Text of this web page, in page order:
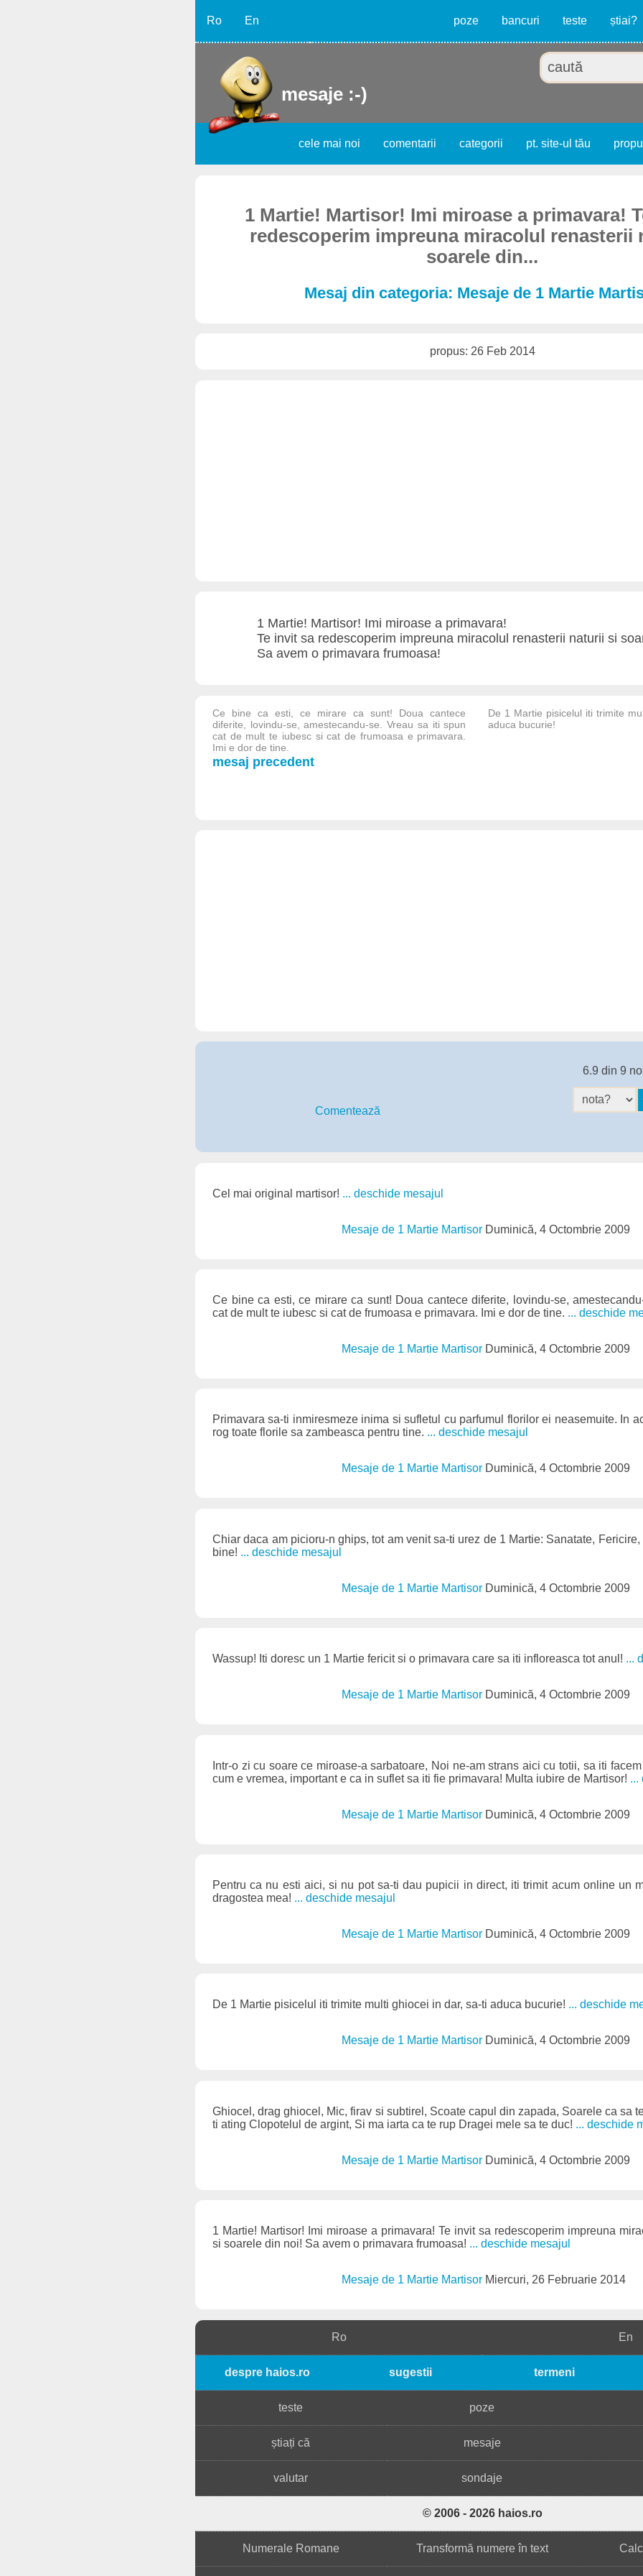
Ro En poze bancuri teste știai?
mesaje :-)
cele mai noi comentarii categorii pt. site-ul tău
1 Martie! Martisor! Imi miroase a primavara!
redescoperim impreuna miracolul renasterii
soarele din...
Mesaj din categoria: Mesaje de 1 Martie
propus: 26 Feb 2014
1 Martie! Martisor! Imi miroase a primavara!
Te invit sa redescoperim impreuna miracolul renasterii naturii si
Sa avem o primavara frumoasa!
Ce bine ca esti, ce mirare ca sunt! Doua cantece
diferite, lovindu-se, amestecandu-se. Vreau sa iti spun
cat de mult te iubesc si cat de frumoasa e primavara.
Imi e dor de tine.
mesaj precedent
De 1 Martie pisicelul iti trimite
aduca bucurie!
Comentează
6.9 din 9
Cel mai original martisor! ... deschide mesajul
Mesaje de 1 Martie Martisor Duminică, 4 Octombrie 2009
Ce bine ca esti, ce mirare ca sunt! Doua cantece diferite, lovindu-se,
cat de mult te iubesc si cat de frumoasa e primavara. Imi e dor de tine. ... deschide
Mesaje de 1 Martie Martisor Duminică, 4 Octombrie 2009
Primavara sa-ti inmiresmeze inima si sufletul cu parfumul florilor ei neasemuite. In
rog toate florile sa zambeasca pentru tine. ... deschide mesajul
Mesaje de 1 Martie Martisor Duminică, 4 Octombrie 2009
Chiar daca am picioru-n ghips, tot am venit sa-ti urez de 1 Martie: Sanatate,
bine! ... deschide mesajul
Mesaje de 1 Martie Martisor Duminică, 4 Octombrie 2009
Wassup! Iti doresc un 1 Martie fericit si o primavara care sa iti infloreasca tot anul! ...
Mesaje de 1 Martie Martisor Duminică, 4 Octombrie 2009
Intr-o zi cu soare ce miroase-a sarbatoare, Noi ne-am strans aici cu totii, sa iti
cum e vremea, important e ca in suflet sa iti fie primavara! Multa iubire de Martisor! ...
Mesaje de 1 Martie Martisor Duminică, 4 Octombrie 2009
Pentru ca nu esti aici, si nu pot sa-ti dau pupicii in direct, iti trimit acum online un
dragostea mea! ... deschide mesajul
Mesaje de 1 Martie Martisor Duminică, 4 Octombrie 2009
De 1 Martie pisicelul iti trimite multi ghiocei in dar, sa-ti aduca bucurie! ... deschide
Mesaje de 1 Martie Martisor Duminică, 4 Octombrie 2009
Ghiocel, drag ghiocel, Mic, firav si subtirel, Scoate capul din zapada, Soarele ca sa
ti ating Clopotelul de argint, Si ma iarta ca te rup Dragei mele sa te duc! ... deschide
Mesaje de 1 Martie Martisor Duminică, 4 Octombrie 2009
1 Martie! Martisor! Imi miroase a primavara! Te invit sa redescoperim impreuna
si soarele din noi! Sa avem o primavara frumoasa! ... deschide mesajul
Mesaje de 1 Martie Martisor Miercuri, 26 Februarie 2014
Ro En
despre haios.ro sugestii termeni
teste poze
știați că mesaje
valutar sondaje
© 2006 - 2026 haios.ro
Numerale Romane Transformă numere în text